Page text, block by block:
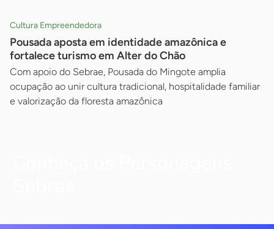
Cultura Empreendedora
Pousada aposta em identidade amazônica e
fortalece turismo em Alter do Chão
Com apoio do Sebrae, Pousada do Mingote amplia
ocupação ao unir cultura tradicional, hospitalidade familiar
e valorização da floresta amazônica